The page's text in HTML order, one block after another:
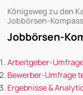
Königsweg zu den
Jobbörsen-
Jobbörsen-
Arbeitgeber-
Bewerber-Umfrage
Ergebnisse &